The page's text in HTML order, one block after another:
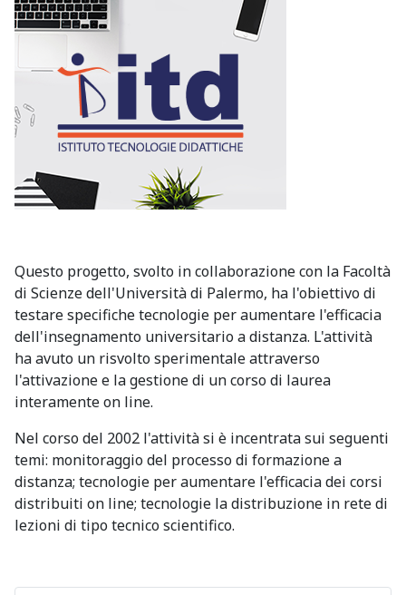
Questo progetto, svolto in collaborazione con la Facoltà
di Scienze dell'Università di Palermo, ha l'obiettivo di
testare specifiche tecnologie per aumentare l'efficacia
dell'insegnamento universitario a distanza. L'attività
ha avuto un risvolto sperimentale attraverso
l'attivazione e la gestione di un corso di laurea
interamente on line.
Nel corso del 2002 l'attività si è incentrata sui seguenti
temi: monitoraggio del processo di formazione a
distanza; tecnologie per aumentare l'efficacia dei corsi
distribuiti on line; tecnologie la distribuzione in rete di
lezioni di tipo tecnico scientifico.